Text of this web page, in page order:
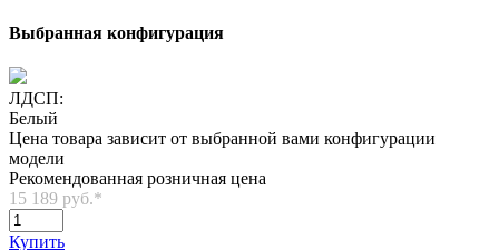
Выбранная конфигурация
ЛДСП:
Белый
Цена товара зависит от выбранной вами конфигурации
модели
Рекомендованная розничная цена
15 189 руб.*
Купить